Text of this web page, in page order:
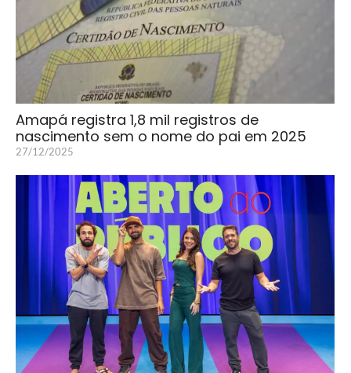
Amapá registra 1,8 mil registros de
nascimento sem o nome do pai em 2025
27/12/2025